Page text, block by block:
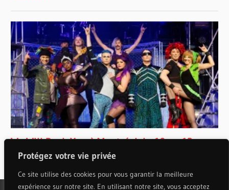
Protégez votre vie privée
Ce site utilise des cookies pour vous garantir la meilleure
expérience sur notre site. En utilisant notre site, vous acceptez